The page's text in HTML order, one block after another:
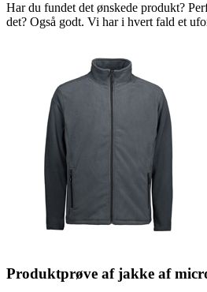
Har du fundet det ønskede produkt?
det? Også godt. Vi har i hvert fald et
Produktprøve af jakke af